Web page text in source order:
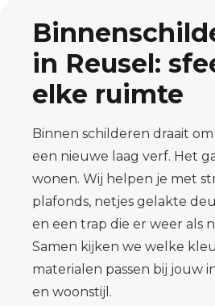
in Reusel:
elke ruimte
Binnen schilderen draait
een nieuwe laag verf. Het
wonen. Wij helpen je met
plafonds, netjes gelakte
en een trap die er weer als
Samen kijken we welke
materialen passen bij jouw
en woonstijl.